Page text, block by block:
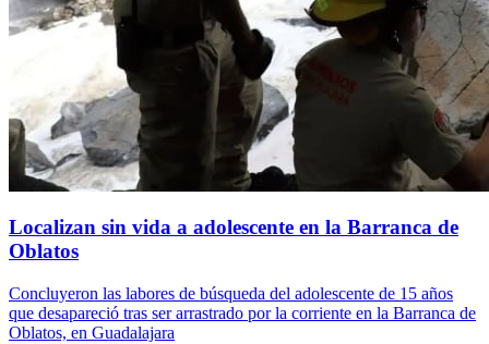
Localizan sin vida a adolescente en la Barranca de
Oblatos
Concluyeron las labores de búsqueda del adolescente de 15 años
que desapareció tras ser arrastrado por la corriente en la Barranca de
Oblatos, en Guadalajara